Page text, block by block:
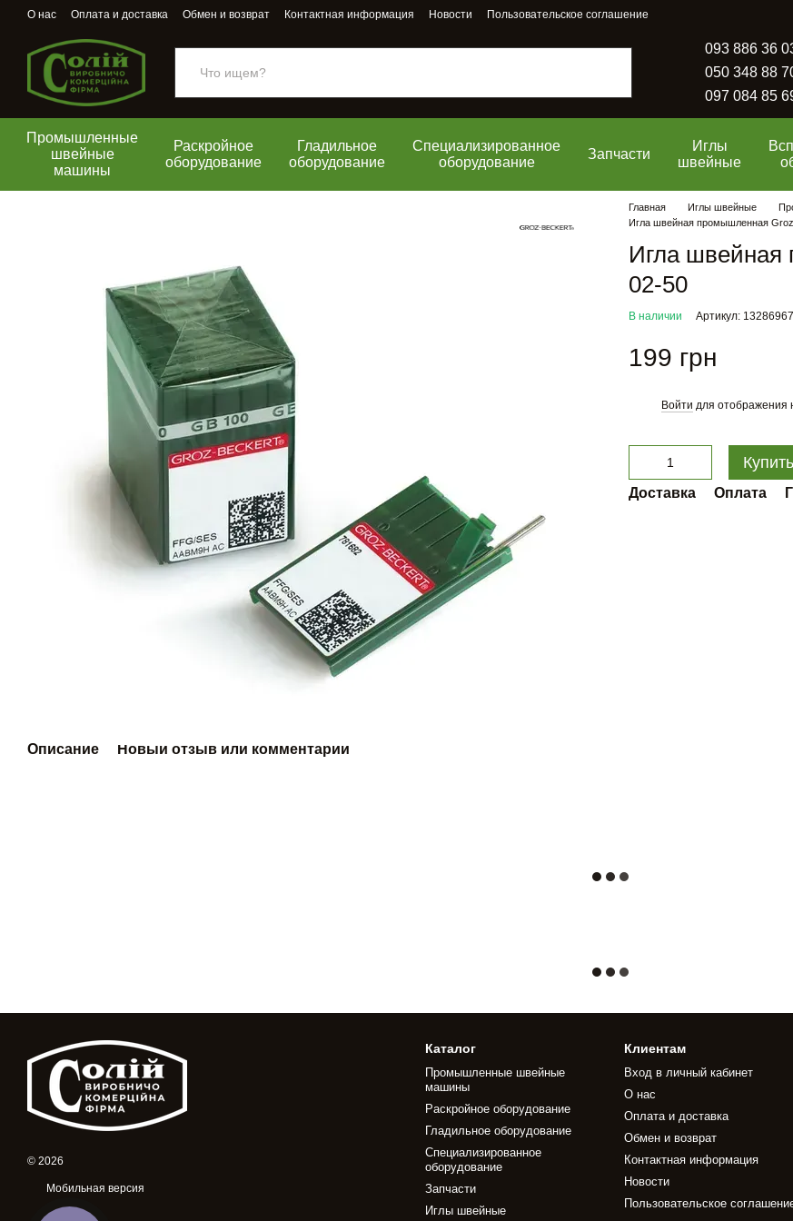
Перейти к основному контенту
О нас Оплата и доставка Обмен и возврат Контактная информация Новости Пользовательское соглашение
093 886 36
050 348 88
097 084 85
Промышленные
швейные
машины
Раскройное
оборудование
Гладильное
оборудование
Специализированное
оборудование
Запчасти
Иглы
швейные
Описание Новый отзыв или комментарий
Главная Иглы швейные
Игла швейная промышленная
Игла швейная
02-50
В наличии Артикул:
199 грн
Войти для отображения
Купить
Доставка Оплата
© 2026
Мобильная версия
Каталог
Промышленные швейные
машины
Раскройное оборудование
Гладильное оборудование
Специализированное
оборудование
Запчасти
Иглы швейные
Клиентам
Вход в личный кабинет
О нас
Оплата и доставка
Обмен и возврат
Контактная информация
Новости
Пользовательское